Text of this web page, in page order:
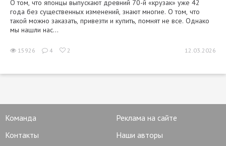
О том, что японцы выпускают древний 70-й «крузак» уже 42
года без существенных изменений, знают многие. О том, что
такой можно заказать, привезти и купить, помнят не все. Однако
мы нашли нас...
15926 4 2 12.03.2026
Команда
Реклама на сайте
Контакты
Наши авторы